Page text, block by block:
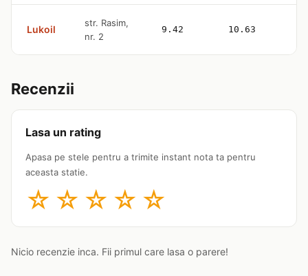
Lukoil
str. Rasim,
nr. 2
9.42 10.63
Recenzii
Lasa un rating
Apasa pe stele pentru a trimite instant nota ta pentru
aceasta statie.
☆ ☆ ☆ ☆ ☆
Nicio recenzie inca. Fii primul care lasa o parere!